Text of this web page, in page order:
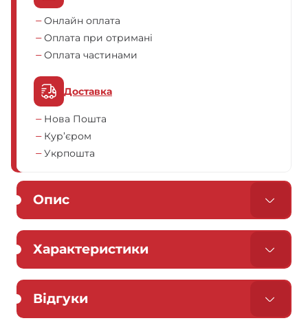
Онлайн оплата
Оплата при отримані
Оплата частинами
Доставка
Нова Пошта
Кур’єром
Укрпошта
Опис
Характеристики
Відгуки